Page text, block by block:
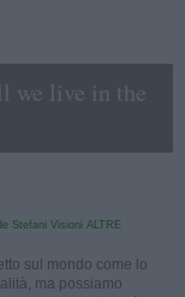
we live in the
Stefani Visioni ALTRE
sul mondo come lo
ma possiamo